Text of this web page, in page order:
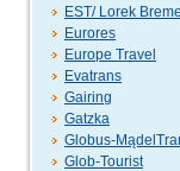
EST/ Lorek
Eurores
Europe Travel
Evatrans
Gairing
Gatzka
Globus-
Glob-Tourist